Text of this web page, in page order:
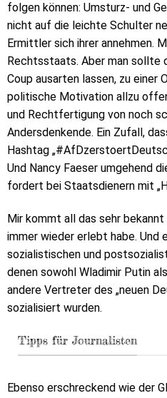
folgen können: Umsturz- und
nicht auf die leichte Schulter
Ermittler sich ihrer annehmen.
Rechtsstaats. Aber man sollte
Coup ausarten lassen, zu einer
politische Motivation allzu
und Rechtfertigung von noch
Andersdenkende. Ein Zufall,
Hashtag
Und Nancy Faeser umgehend
fordert bei Staatsdienern mit
Mir kommt all das sehr bekannt
immer wieder erlebt habe. Und
sozialistischen und
denen sowohl Wladimir Putin
andere Vertreter des „neuen
sozialisiert wurden.
Tipps für Journalisten
Ebenso erschreckend wie der